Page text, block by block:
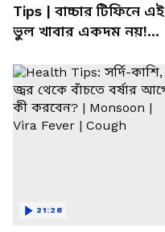
Tips | বাচ্চার টিফিনে এই
ভুল খাবার একদম নয়!
21:28